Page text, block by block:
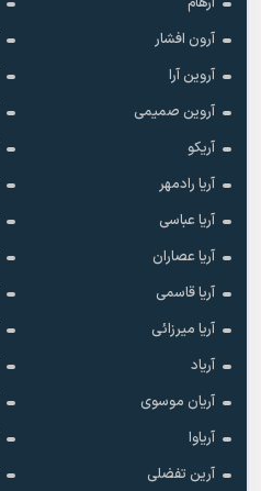
آرون افشار
آروین آرا
آروین صمیمی
آریکو
آریا رادمهر
آریا عباسی
آریا عصاران
آریا قاسمی
آریا میرزائی
آریاد
آریان موسوی
آریاوا
آرین تفضلی